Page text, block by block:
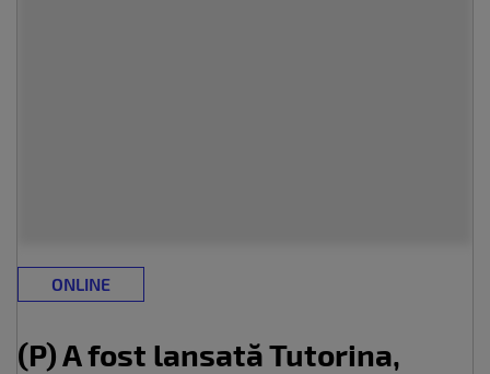
ONLINE
(P) A fost lansată Tutorina,